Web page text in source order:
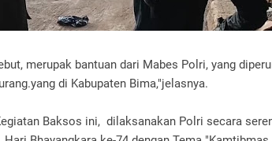
merupak bantuan dari Mabes Polri, yang
di Kabupaten Bima,"jelasnya.
Baksos ini, dilaksanakan Polri secara